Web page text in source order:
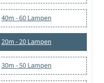
40m - 60 Lampen
20m - 20 Lampen
30m - 50 Lampen